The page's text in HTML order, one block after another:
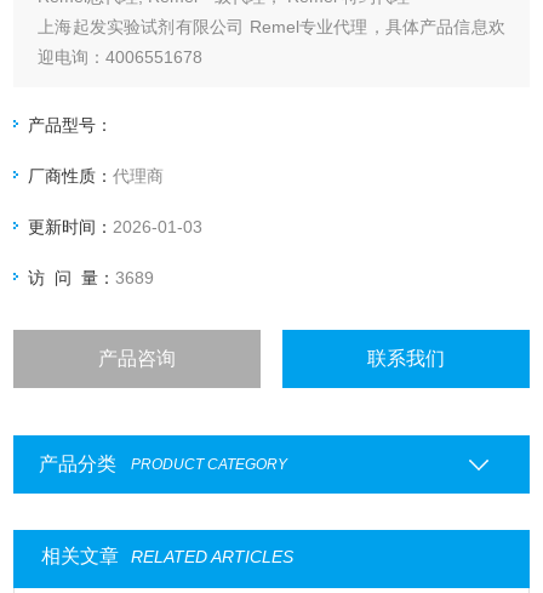
上海起发实验试剂有限公司 Remel专业代理，具体产品信息欢
迎电询：4006551678
产品型号：
厂商性质：代理商
更新时间： 2026-01-03
访 问 量：3689
产品咨询 联系我们
产品分类 PRODUCT CATEGORY
相关文章 RELATED ARTICLES